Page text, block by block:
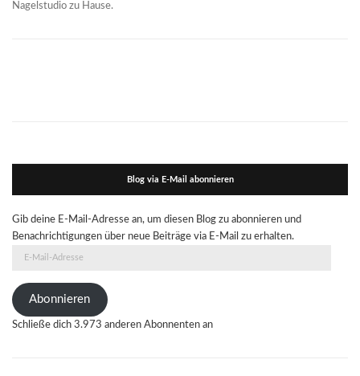
Nagelstudio zu Hause.
Blog via E-Mail abonnieren
Gib deine E-Mail-Adresse an, um diesen Blog zu abonnieren und
Benachrichtigungen über neue Beiträge via E-Mail zu erhalten.
Adresse
Abonnieren
Schließe dich 3.973 anderen Abonnenten an